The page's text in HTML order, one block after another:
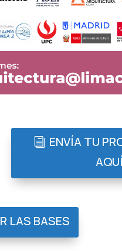
ENVÍA TU
AQUÍ
LAS BASES